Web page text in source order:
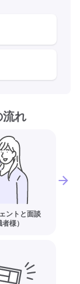
れ
ントと面談
者様）